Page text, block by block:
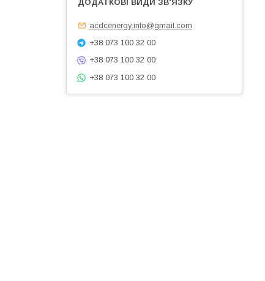
acdcenergy.info@gmail.com
+38 073 100 32 00
+38 073 100 32 00
+38 073 100 32 00